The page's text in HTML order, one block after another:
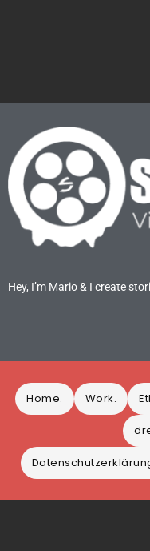
Hey, I’m Mario & I create
Home. Work.